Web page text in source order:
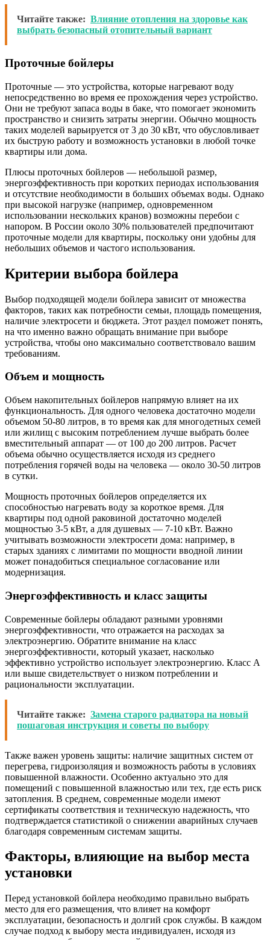
Читайте также: Влияние отопления на здоровье как
выбрать безопасный отопительный вариант
Проточные бойлеры
Проточные — это устройства, которые нагревают воду
непосредственно во время ее прохождения через устройство.
Они не требуют запаса воды в баке, что помогает экономить
пространство и снизить затраты энергии. Обычно мощность
таких моделей варьируется от 3 до 30 кВт, что обусловливает
их быструю работу и возможность установки в любой точке
квартиры или дома.
Плюсы проточных бойлеров — небольшой размер,
энергоэффективность при коротких периодах использования
и отсутствие необходимости в больших объемах воды. Однако
при высокой нагрузке (например, одновременном
использовании нескольких кранов) возможны перебои с
напором. В России около 30% пользователей предпочитают
проточные модели для квартиры, поскольку они удобны для
небольших объемов и частого использования.
Критерии выбора бойлера
Выбор подходящей модели бойлера зависит от множества
факторов, таких как потребности семьи, площадь помещения,
наличие электросети и бюджета. Этот раздел поможет понять,
на что именно важно обращать внимание при выборе
устройства, чтобы оно максимально соответствовало вашим
требованиям.
Объем и мощность
Объем накопительных бойлеров напрямую влияет на их
функциональность. Для одного человека достаточно модели
объемом 50-80 литров, в то время как для многодетных семей
или жилищ с высоким потреблением лучше выбрать более
вместительный аппарат — от 100 до 200 литров. Расчет
объема обычно осуществляется исходя из среднего
потребления горячей воды на человека — около 30-50 литров
в сутки.
Мощность проточных бойлеров определяется их
способностью нагревать воду за короткое время. Для
квартиры под одной раковиной достаточно моделей
мощностью 3-5 кВт, а для душевых — 7-10 кВт. Важно
учитывать возможности электросети дома: например, в
старых зданиях с лимитами по мощности вводной линии
может понадобиться специальное согласование или
модернизация.
Энергоэффективность и класс защиты
Современные бойлеры обладают разными уровнями
энергоэффективности, что отражается на расходах за
электроэнергию. Обратите внимание на класс
энергоэффективности, который указает, насколько
эффективно устройство использует электроэнергию. Класс A
или выше свидетельствует о низком потреблении и
рациональности эксплуатации.
Читайте также: Замена старого радиатора на новый
пошаговая инструкция и советы по выбору
Также важен уровень защиты: наличие защитных систем от
перегрева, гидроизоляция и возможность работы в условиях
повышенной влажности. Особенно актуально это для
помещений с повышенной влажностью или тех, где есть риск
затопления. В среднем, современные модели имеют
сертификаты соответствия и техническую надежность, что
подтверждается статистикой о снижении аварийных случаев
благодаря современным системам защиты.
Факторы, влияющие на выбор места
установки
Перед установкой бойлера необходимо правильно выбрать
место для его размещения, что влияет на комфорт
эксплуатации, безопасность и долгий срок службы. В каждом
случае подход к выбору места индивидуален, исходя из